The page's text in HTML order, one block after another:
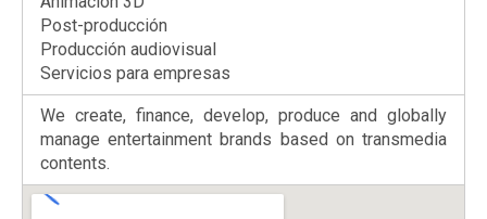
Post-producción
Producción audiovisual
Servicios para empresas
We create, finance, develop, produce and globally
manage entertainment brands based on transmedia
contents.